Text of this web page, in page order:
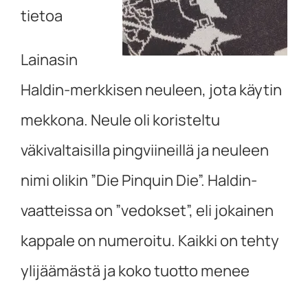
tietoa
Lainasin
Haldin-merkkisen neuleen, jota käytin
mekkona. Neule oli koristeltu
väkivaltaisilla pingviineillä ja neuleen
nimi olikin ”Die Pinquin Die”. Haldin-
vaatteissa on ”vedokset”, eli jokainen
kappale on numeroitu. Kaikki on tehty
ylijäämästä ja koko tuotto menee